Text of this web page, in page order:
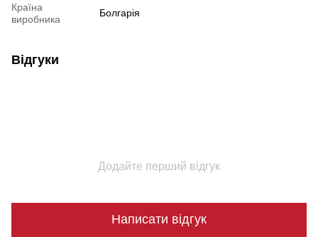
Країна
виробника
Болгарія
Відгуки
Додайте перший відгук
Написати відгук